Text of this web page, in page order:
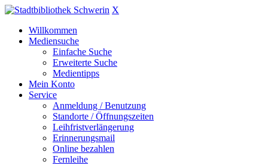
X
Willkommen
Mediensuche
Einfache Suche
Erweiterte Suche
Medientipps
Mein Konto
Service
Anmeldung / Benutzung
Standorte / Öffnungszeiten
Leihfristverlängerung
Erinnerungsmail
Online bezahlen
Fernleihe